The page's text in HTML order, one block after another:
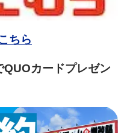
ちら
QUOカードプレゼン